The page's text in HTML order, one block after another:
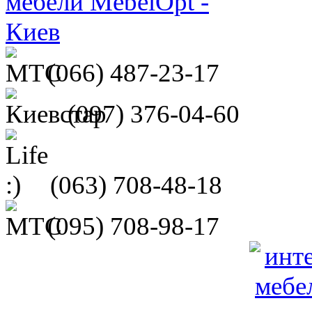
(066) 487-23-17
(097) 376-04-60
(063) 708-48-18
(095) 708-98-17